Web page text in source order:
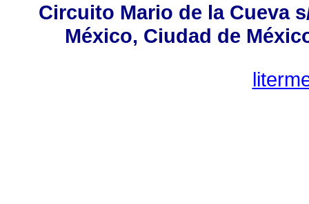
Circuito Mario de la Cueva
México, Ciudad de